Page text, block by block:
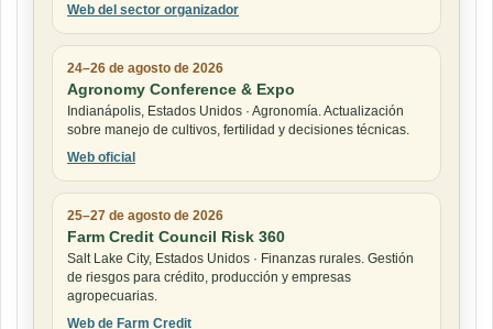
Web del sector organizador
24–26 de agosto de 2026
Agronomy Conference & Expo
Indianápolis, Estados Unidos · Agronomía. Actualización
sobre manejo de cultivos, fertilidad y decisiones técnicas.
Web oficial
25–27 de agosto de 2026
Farm Credit Council Risk 360
Salt Lake City, Estados Unidos · Finanzas rurales. Gestión
de riesgos para crédito, producción y empresas
agropecuarias.
Web de Farm Credit